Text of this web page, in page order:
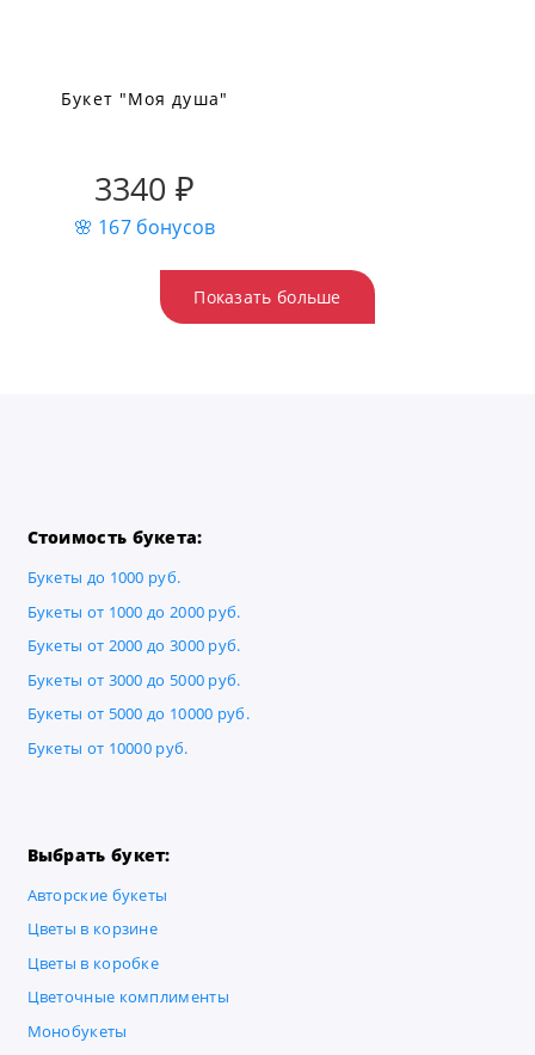
Букет "Моя душа"
3340 ₽
🌸 167 бонусов
Показать больше
Стоимость букета:
Букеты до 1000 руб.
Букеты от 1000 до 2000 руб.
Букеты от 2000 до 3000 руб.
Букеты от 3000 до 5000 руб.
Букеты от 5000 до 10000 руб.
Букеты от 10000 руб.
Выбрать букет:
Авторские букеты
Цветы в корзине
Цветы в коробке
Цветочные комплименты
Монобукеты